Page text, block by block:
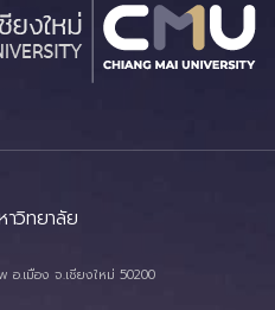
วิทยาลัย
.เมือง จ.เชียงใหม่ 50200